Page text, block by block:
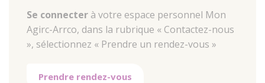
Se connecter à votre espace personnel Mon
Agirc-Arrco, dans la rubrique « Contactez-nous
», sélectionnez « Prendre un rendez-vous »
Prendre rendez-vous